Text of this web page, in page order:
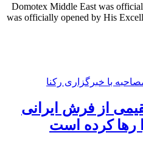
Domotex Middle East was
was officially opened by His
از فرش ایرانی
رها کرده است